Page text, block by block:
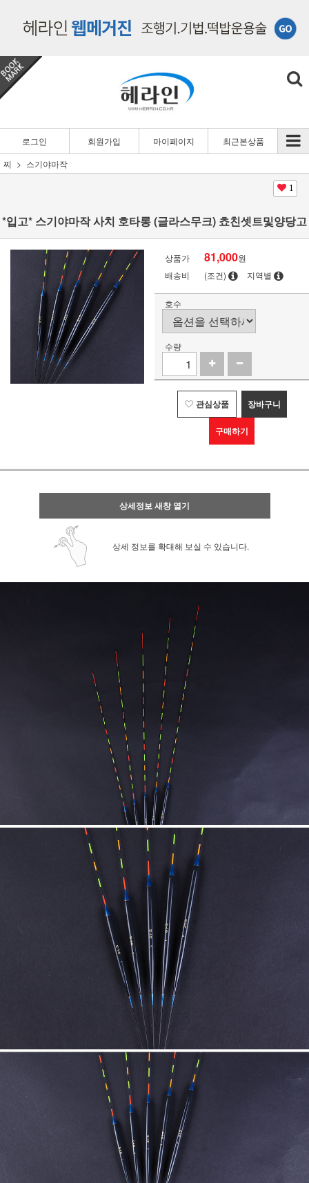
로그인 회원가입 마이페이지
최근본상품
찌
스기야마작
1
*입고* 스기야마작 사치 호타롱 (글라스무크) 쵸친셋트및양당고
상품가 81,000원
배송비
(조건) 지역별
호수
수량
관심상품 장바구니
구매하기
상세정보 새창 열기
상세 정보를 확대해 보실 수 있습니다.